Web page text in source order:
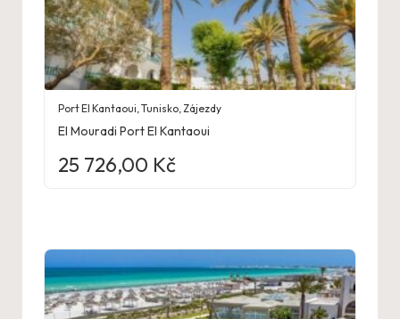
Port El Kantaoui ,Tunisko Zájezdy
El Mouradi Port El Kantaoui
25 726,00 Kč